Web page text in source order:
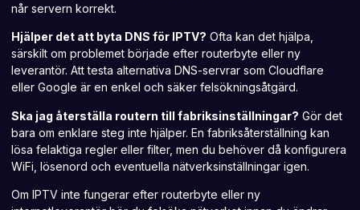
når servern korrekt.
Hjälper det att byta DNS för IPTV? Ofta kan det hjälpa,
särskilt om problemet började efter routerbyte eller ny
leverantör. Att testa alternativa DNS-servrar som Cloudflare
eller Google är en enkel och säker felsökningsåtgärd.
Ska jag återställa routern till fabriksinställningar? Gör det
bara om enklare steg inte hjälper. En fabriksåterställning kan
lösa felaktiga regler eller filter, men du behöver då konfigurera
WiFi, lösenord och eventuella nätverksinställningar igen.
Om IPTV inte fungerar efter routerbyte eller ny